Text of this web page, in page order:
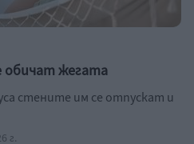
обичат жегата
стените им се отпускат и
г.